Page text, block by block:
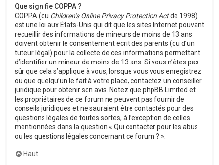
Que signifie COPPA ?
COPPA (ou Children’s Online Privacy Protection Actde 1998)
est une loi aux États-Unis qui dit que les sites Internet pouvant
recueillir des informations de mineurs de moins de 13 ans
doivent obtenir le consentement écrit des parents (ou d’un
tuteur légal) pour la collecte de ces informations permettant
d’identifier un mineur de moins de 13 ans. Si vous n’êtes pas
sûr que cela s’applique à vous, lorsque vous vous enregistrez
ou que quelqu’un le fait à votre place, contactez un conseiller
juridique pour obtenir son avis. Notez que phpBB Limited et
les propriétaires de ce forum ne peuvent pas fournir de
conseils juridiques et ne sauraient être contactés pour des
questions légales de toutes sortes, à l’exception de celles
mentionnées dans la question « Qui contacter pour les abus
ou les questions légales concernant ce forum ? ».
Haut